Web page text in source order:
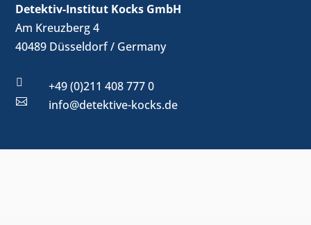
Detektiv-Institut Kocks GmbH
Am Kreuzberg 4
40489 Düsseldorf / Germany
 +49 (0)211 408 777 0
 info@detektive-kocks.de